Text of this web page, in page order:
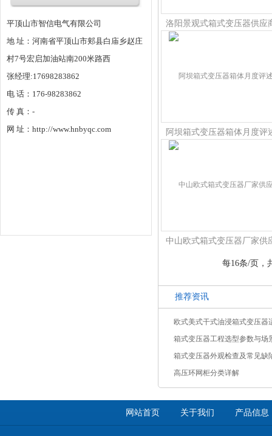
平顶山市智信电气有限公司
地 址：河南省平顶山市郏县白庙乡赵庄
村7号宏启加油站南200米路西
张经理:17698283862
电 话：176-98283862
传 真：-
网 址：http://www.hnbyqc.com
洛阳景观式箱式变压器供应
阿坝箱式变压器箱体月度评
中山欧式箱式变压器厂家供
每16条/页，
推荐资讯
欧式美式干式油浸箱式变压器
箱式变压器工程选型参数与场
箱式变压器外观检查及常见缺
高压环网柜分类详解
网站首页 关于我们 产品信息